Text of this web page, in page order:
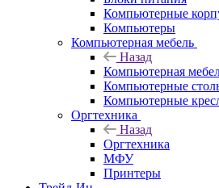
Компьютерные
Компьютеры
Компьютерная мебель
Назад
Компьютерная
Компьютерные
Компьютерные
Оргтехника
Назад
Оргтехника
МФУ
Принтеры